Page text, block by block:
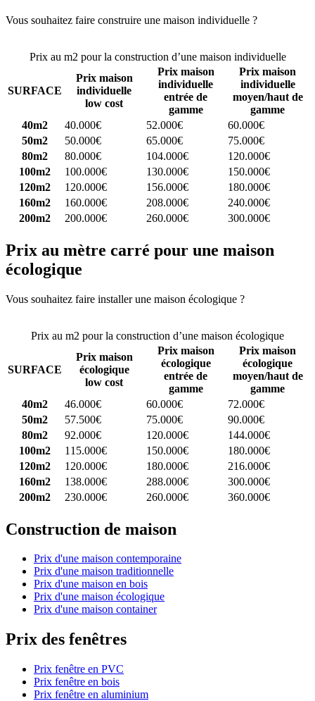
Vous souhaitez faire construire une maison individuelle ?
Prix au m2 pour la construction d’une maison individuelle
SURFACE
Prix maison
individuelle
low cost
Prix maison
individuelle
entrée de
gamme
Prix maison
individuelle
moyen/haut de
gamme
40m2
40.000€ 52.000€
60.000€
50m2
50.000€ 65.000€
75.000€
80m2
80.000€ 104.000€
120.000€
100m2
100.000€ 130.000€
150.000€
120m2
120.000€ 156.000€
180.000€
160m2
160.000€ 208.000€
240.000€
200m2
200.000€ 260.000€ 300.000€
Prix au mètre carré pour une maison
écologique
Vous souhaitez faire installer une maison écologique ?
Prix au m2 pour la construction d’une maison écologique
SURFACE
Prix maison
écologique
low cost
Prix maison
écologique
entrée de
gamme
Prix maison
écologique
moyen/haut de
gamme
40m2
46.000€ 60.000€
72.000€
50m2
57.500€ 75.000€
90.000€
80m2
92.000€ 120.000€
144.000€
100m2
115.000€ 150.000€
180.000€
120m2
120.000€ 180.000€
216.000€
160m2
138.000€ 288.000€
300.000€
200m2
230.000€ 260.000€ 360.000€
Construction de maison
Prix d'une maison contemporaine
Prix d'une maison traditionnelle
Prix d'une maison en bois
Prix d'une maison écologique
Prix d'une maison container
Prix des fenêtres
Prix fenêtre en PVC
Prix fenêtre en bois
Prix fenêtre en aluminium